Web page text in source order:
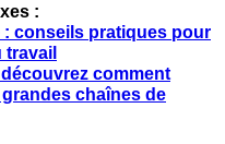
:
: conseils pratiques pour
comment
chaînes de